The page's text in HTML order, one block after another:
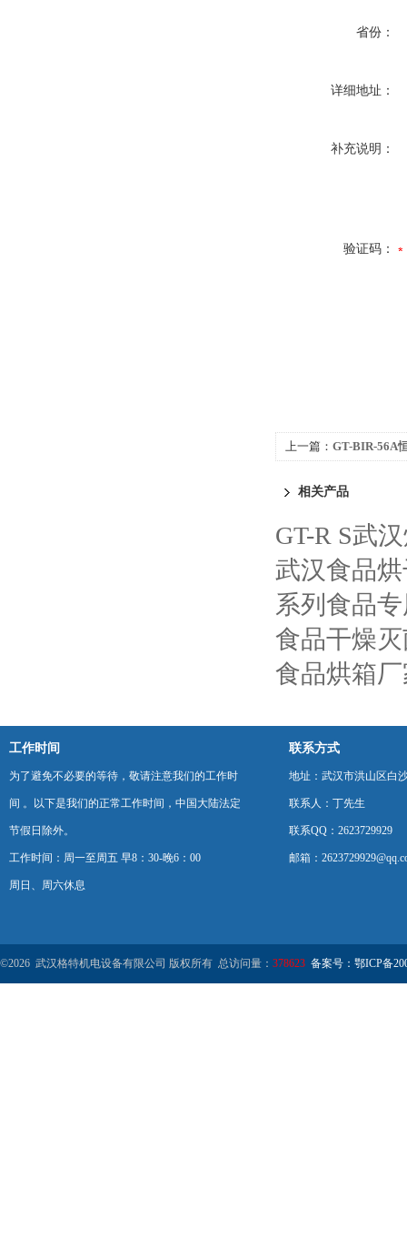
省份：
详细地址：
补充说明：
验证码：
上一篇： GT-BIR-56A
相关产品
GT-R S武
武汉食品
系列食品
食品干燥
食品烘箱
工作时间
为了避免不必要的等待，敬请注意我们的工作时
间 。以下是我们的正常工作时间，中国大陆法定
节假日除外。
工作时间：周一至周五 早8：30-晚6：00
周日、周六休息
联系方式
地址：武汉市洪山区白
联系人：丁先生
联系QQ：2623729929
邮箱：
©2026 武汉格特机电设备有限公司 版权所有 总访问量： 378623 备案号：鄂ICP备